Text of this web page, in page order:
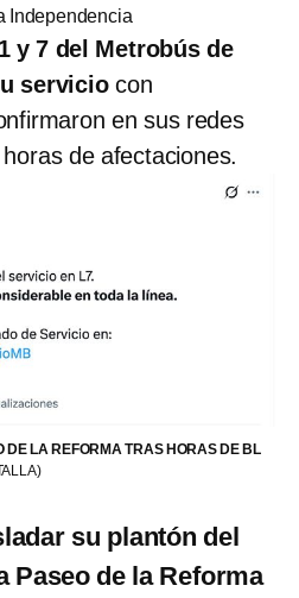
Independencia
y 7 del Metrobús de
serviciocon
en sus redes
de afectaciones.
DE LA REFORMA TRAS HORAS DE BL
su plantón del
Paseo de la Reforma